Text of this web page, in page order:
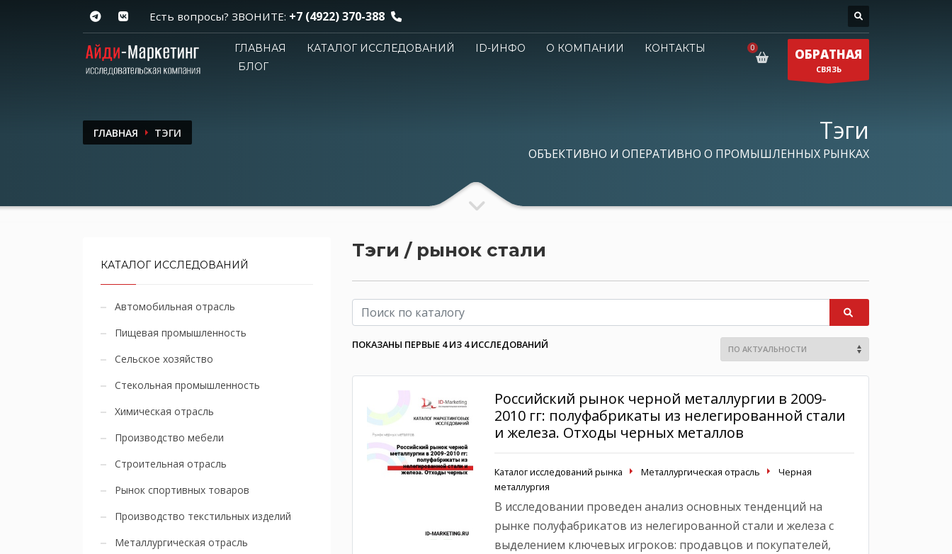
Есть вопросы? ЗВОНИТЕ: +7 (4922) 370-388
ГЛАВНАЯ КАТАЛОГ ИССЛЕДОВАНИЙ ID-ИНФО О КОМПАНИИ
КОНТАКТЫ
БЛОГ
ОБРАТНАЯ
СВЯЗЬ
ГЛАВНАЯ ТЭГИ Тэги
ОБЪЕКТИВНО И ОПЕРАТИВНО О ПРОМЫШЛЕННЫХ РЫНКАХ
Тэги / рынок стали
ПОКАЗАНЫ ПЕРВЫЕ 4 ИЗ 4 ИССЛЕДОВАНИЙ
Российский рынок черной металлургии в 2009-
2010 гг: полуфабрикаты из нелегированной стали
и железа. Отходы черных металлов
Каталог исследований рынка Металлургическая отрасль
Черная
металлургия
В исследовании проведен анализ основных тенденций на
рынке полуфабрикатов из нелегированной стали и железа с
выделением ключевых игроков: продавцов и покупателей,
КАТАЛОГ ИССЛЕДОВАНИЙ
Автомобильная отрасль
Пищевая промышленность
Сельское хозяйство
Стекольная промышленность
Химическая отрасль
Производство мебели
Строительная отрасль
Рынок спортивных товаров
Производство текстильных изделий
Металлургическая отрасль